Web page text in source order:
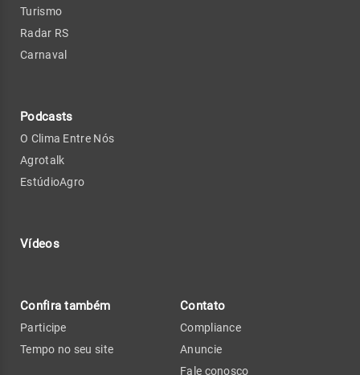
Turismo
Radar RS
Carnaval
Podcasts
O Clima Entre Nós
Agrotalk
EstúdioAgro
Vídeos
Confira também
Participe
Tempo no seu site
Contato
Compliance
Anuncie
Fale conosco